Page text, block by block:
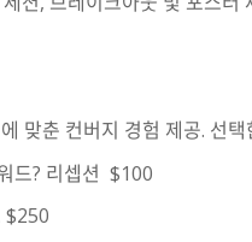
맞춘 컨버지 경험 제공. 선택
드? 리셉션 $100
$250